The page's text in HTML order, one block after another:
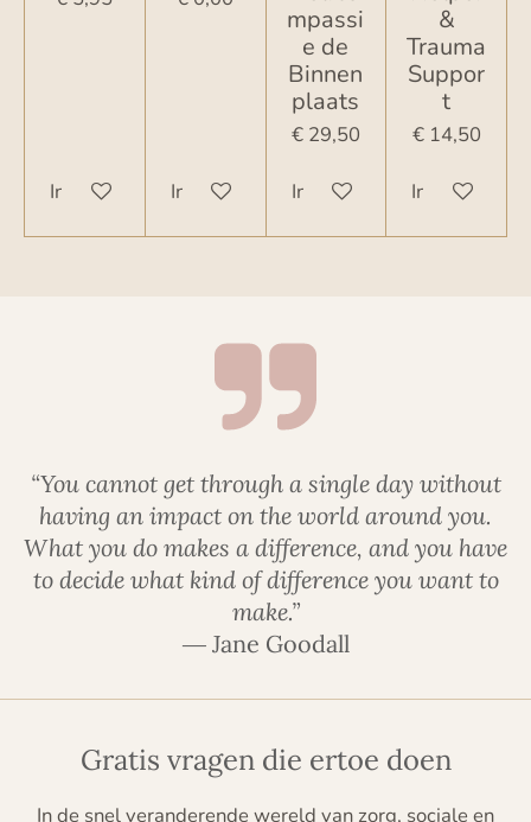
In winkelwagenIn winkelwagen
mpassi
e de
Binnen
plaats
€ 29,50
In winkelwagen
&
Trauma
Suppor
t
€ 14,50
In
“You cannot get through a single day without
having an impact on the world around you.
What you do makes a difference, and you have
to decide what kind of difference you want to
make.”
― Jane Goodall
Gratis vragen die ertoe doen
In de snel veranderende wereld van zorg, sociale en